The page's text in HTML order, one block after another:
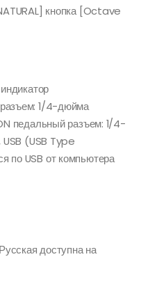
кнопка [Octave
1/4-дюйма
педальный разъем: 1/4-
(USB Type
по USB от компьютера
доступна на